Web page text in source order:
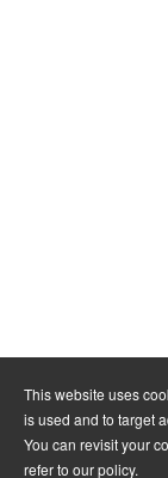
This website uses
is used and to target
You can revisit your
refer to our policy.